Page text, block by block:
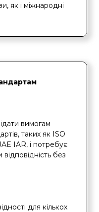
як і міжнародні
вимогам
таких як ISO
IAR, і потребує
без
для кількох